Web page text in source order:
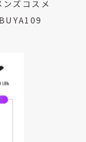
ズコスメ